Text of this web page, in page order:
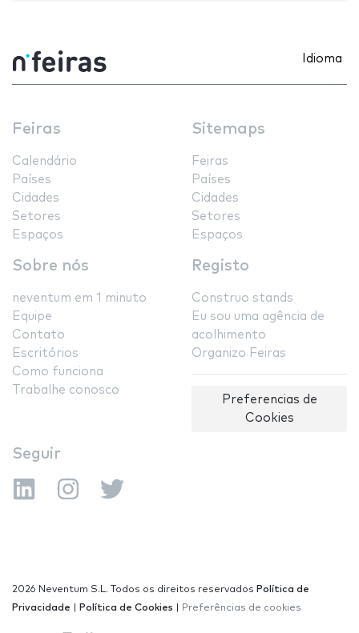
Idioma
Feiras
Calendário
Países
Cidades
Setores
Espaços
Sitemaps
Feiras
Países
Cidades
Setores
Espaços
Sobre nós
neventum em 1 minuto
Equipe
Contato
Escritórios
Como funciona
Trabalhe conosco
Registo
Construo stands
Eu sou uma agência de
acolhimento
Organizo Feiras
Preferencias de
Cookies
Seguir
2026 Neventum S.L. Todos os direitos reservados Política de
Privacidade
Política de Cookies Preferências de cookies